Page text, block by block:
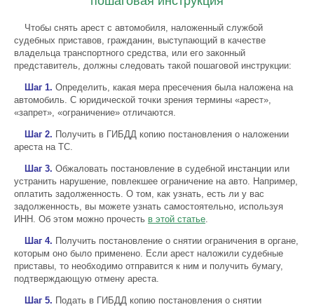
Чтобы снять арест с автомобиля, наложенный службой
судебных приставов, гражданин, выступающий в качестве
владельца транспортного средства, или его законный
представитель, должны следовать такой пошаговой инструкции:
Шаг 1. Определить, какая мера пресечения была наложена на
автомобиль. С юридической точки зрения термины «арест»,
«запрет», «ограничение» отличаются.
Шаг 2. Получить в ГИБДД копию постановления о наложении
ареста на ТС.
Шаг 3. Обжаловать постановление в судебной инстанции или
устранить нарушение, повлекшее ограничение на авто. Например,
оплатить задолженность. О том, как узнать, есть ли у вас
задолженность, вы можете узнать самостоятельно, используя
ИНН. Об этом можно прочесть в этой статье.
Шаг 4. Получить постановление о снятии ограничения в органе,
которым оно было применено. Если арест наложили судебные
приставы, то необходимо отправится к ним и получить бумагу,
подтверждающую отмену ареста.
Шаг 5. Подать в ГИБДД копию постановления о снятии